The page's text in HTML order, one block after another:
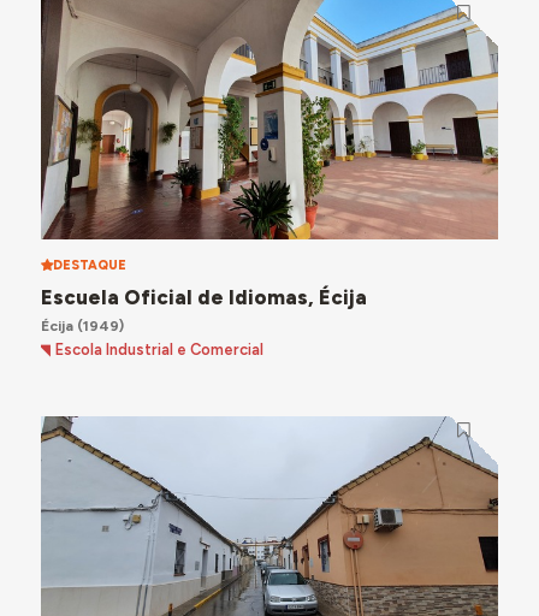
DESTAQUE
Escuela Oficial de Idiomas, Écija
Écija(1949)
Escola Industrial e Comercial